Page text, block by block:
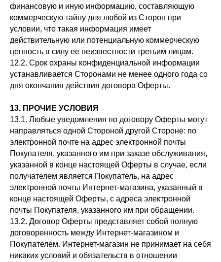
финансовую и иную информацию, составляющую
коммерческую тайну для любой из Сторон при
условии, что такая информация имеет
действительную или потенциальную коммерческую
ценность в силу ее неизвестности третьим лицам.
12.2. Срок охраны конфиденциальной информации
устанавливается Сторонами не менее одного года со
дня окончания действия договора Оферты.
13. ПРОЧИЕ УСЛОВИЯ
13.1. Любые уведомления по договору Оферты могут
направляться одной Стороной другой Стороне: по
электронной почте на адрес электронной почты
Покупателя, указанного им при заказе обслуживания,
указанной в конце настоящей Оферты в случае, если
получателем является Покупатель, на адрес
электронной почты Интернет-магазина, указанный в
конце настоящей Оферты, с адреса электронной
почты Покупателя, указанного им при обращении.
13.2. Договор Оферты представляет собой полную
договоренность между Интернет-магазином и
Покупателем. Интернет-магазин не принимает на себя
никаких условий и обязательств в отношении